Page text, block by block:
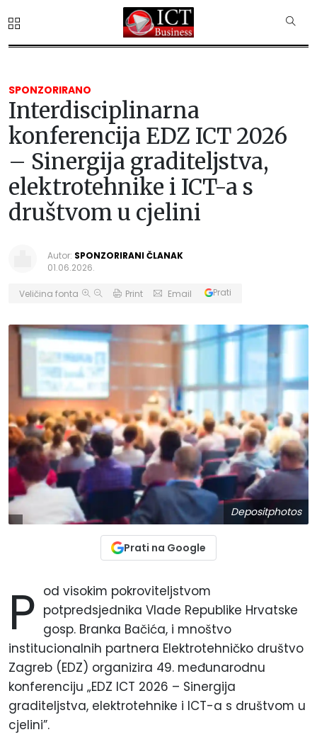
SPONZORIRANO
Interdisciplinarna
konferencija EDZ ICT 2026
– Sinergija graditeljstva,
elektrotehnike i ICT-a s
društvom u cjelini
Autor: SPONZORIRANI ČLANAK
01.06.2026.
Veličina fonta Print Email Prati
Depositphotos
Prati na Google
P od visokim pokroviteljstvom
potpredsjednika Vlade Republike Hrvatske
gosp. Branka Bačića, i mnoštvo
institucionalnih partnera Elektrotehničko društvo
Zagreb (EDZ) organizira 49. međunarodnu
konferenciju „EDZ ICT 2026 – Sinergija
graditeljstva, elektrotehnike i ICT-a s društvom u
cjelini”.